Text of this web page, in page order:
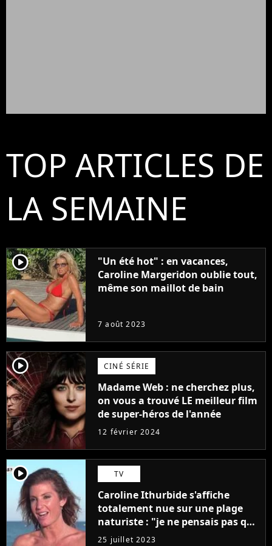
TOP ARTICLES DE
LA SEMAINE
player2
"Un été hot" : en vacances,
Caroline Margeridon oublie tout,
même son maillot de bain
7 août 2023
player2 CINÉ SÉRIE
Madame Web : ne cherchez plus,
on vous a trouvé LE meilleur film
de super-héros de l'année
12 février 2024
player2 TV
Caroline Ithurbide s'affiche
totalement nue sur une plage
naturiste : "je ne pensais pas que
j'arriverais à le faire..."
25 juillet 2023